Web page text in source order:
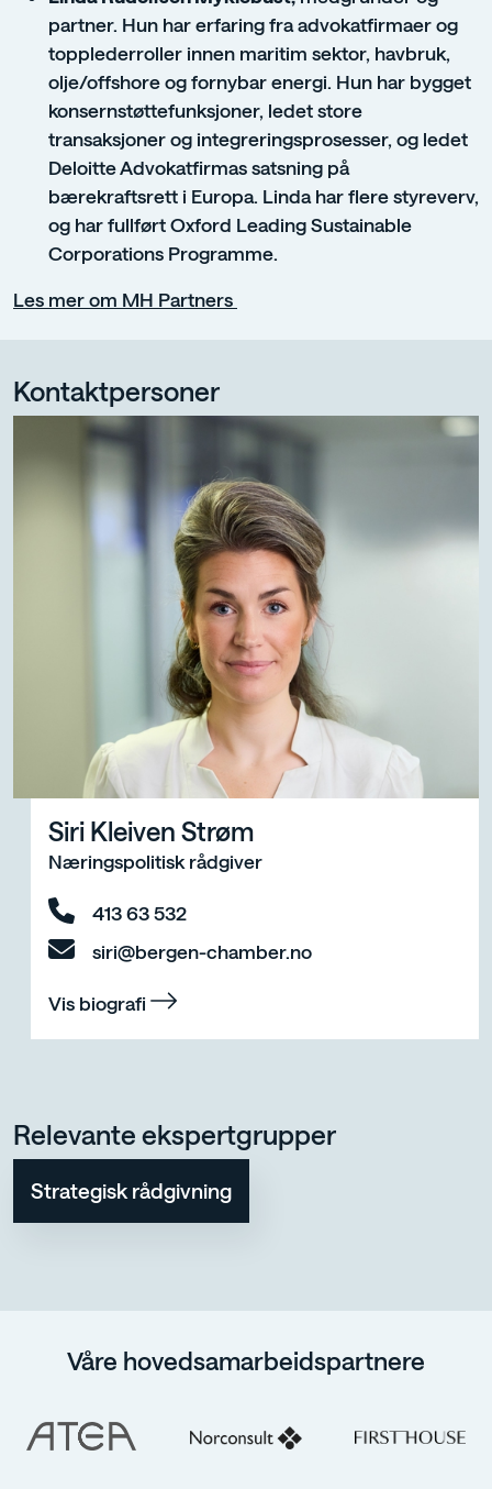
partner. Hun har erfaring fra advokatfirmaer og
topplederroller innen maritim sektor, havbruk,
olje/offshore og fornybar energi. Hun har bygget
konsernstøttefunksjoner, ledet store
transaksjoner og integreringsprosesser, og ledet
Deloitte Advokatfirmas satsning på
bærekraftsrett i Europa. Linda har flere styreverv,
og har fullført Oxford Leading Sustainable
Corporations Programme.
Les mer om MH Partners
Kontaktpersoner
Siri Kleiven Strøm
Næringspolitisk rådgiver
413 63 532
siri@bergen-chamber.no
Vis biografi
Relevante ekspertgrupper
Strategisk rådgivning
Våre hovedsamarbeidspartnere